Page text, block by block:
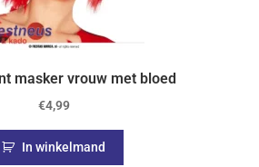
masker vrouw met bloed
€4,99
In winkelmand